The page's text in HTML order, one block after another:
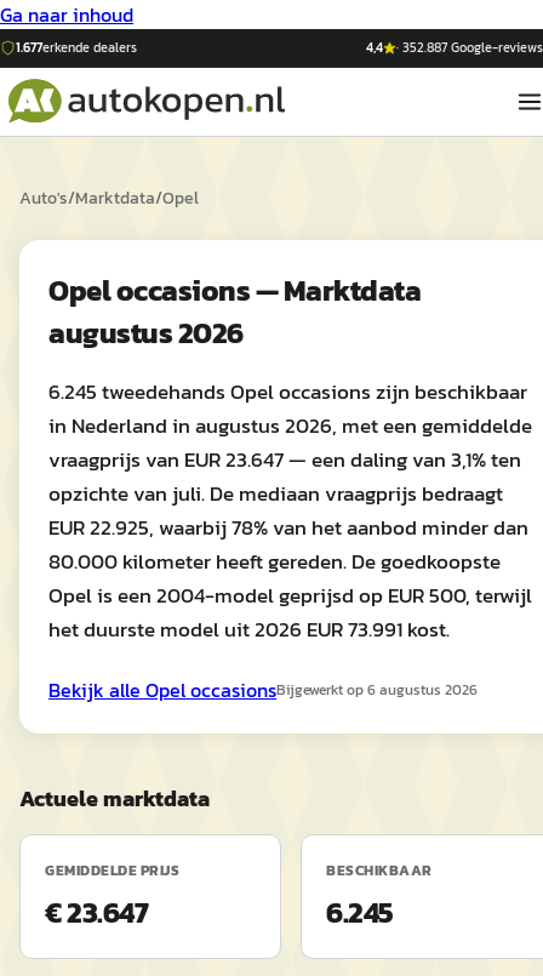
Ga naar inhoud
1.677erkende dealers 4,4 ·352.887Google-reviews
Auto's/Marktdata/Opel
Opel occasions — Marktdata
augustus 2026
6.245 tweedehands Opel occasions zijn beschikbaar
in Nederland in augustus 2026, met een gemiddelde
vraagprijs van EUR 23.647 — een daling van 3,1% ten
opzichte van juli. De mediaan vraagprijs bedraagt
EUR 22.925, waarbij 78% van het aanbod minder dan
80.000 kilometer heeft gereden. De goedkoopste
Opel is een 2004-model geprijsd op EUR 500, terwijl
het duurste model uit 2026 EUR 73.991 kost.
Bekijk alle OpeloccasionsBijgewerkt op6 augustus 2026
Actuele marktdata
GEMIDDELDE PRIJS
€ 23.647
BESCHIKBAAR
6.245